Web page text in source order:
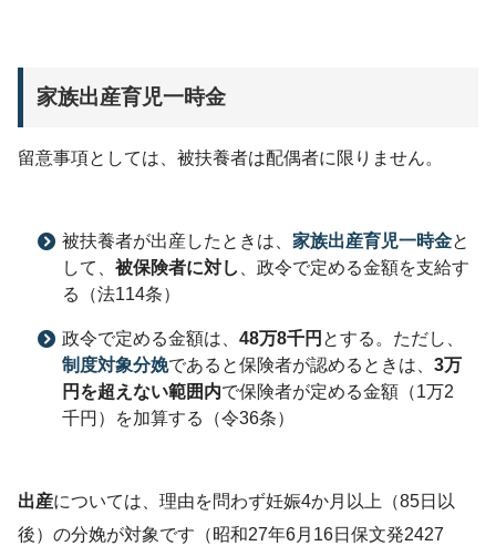
家族出産育児一時金
留意事項としては、被扶養者は配偶者に限りません。
被扶養者が出産したときは、 家族出産育児一時金と
して、 被保険者に対し
、政令で定める金額を支給す
る（法114条）
政令で定める金額は、 48万8千円 とする。ただし、
制度対象分娩であると保険者が認めるときは、 3万
円を超えない範囲内で保険者が定める金額（1万2
千円）を加算する（令36条）
出産については、理由を問わず妊娠4か月以上（85日以
後）の分娩が対象です（昭和27年6月16日保文発2427